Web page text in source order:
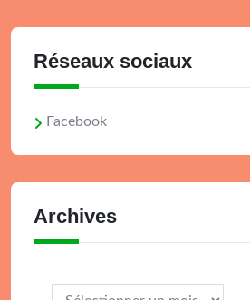
Réseaux sociaux
Facebook
Archives